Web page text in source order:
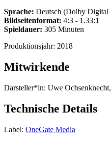
Sprache: Deutsch (Dolby Digital
Bildseitenformat: 4:3 - 1.33:1
Spieldauer: 305 Minuten
Produktionsjahr: 2018
Mitwirkende
Darsteller*in: Uwe
Technische Details
Label: OneGate Media